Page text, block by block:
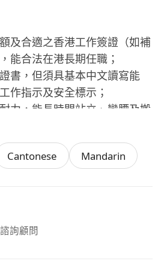
及合適之香港工作簽證（如補
能合法在港長期任職；
書，但須具基本中文讀寫能
作指示及安全標示；
力，能長時間站立、彎腰及搬
如滿載餐具的籃筐）；
作紀律，願意遵守食品安全及
受基本崗位培訓；
Cantonese Mandarin
詢顧問